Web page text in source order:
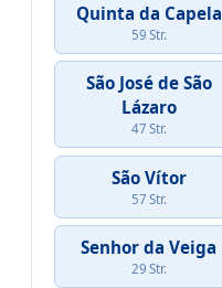
Quinta da Capela
59 Str.
São José de São
Lázaro
47 Str.
São Vítor
57 Str.
Senhor da Veiga
29 Str.